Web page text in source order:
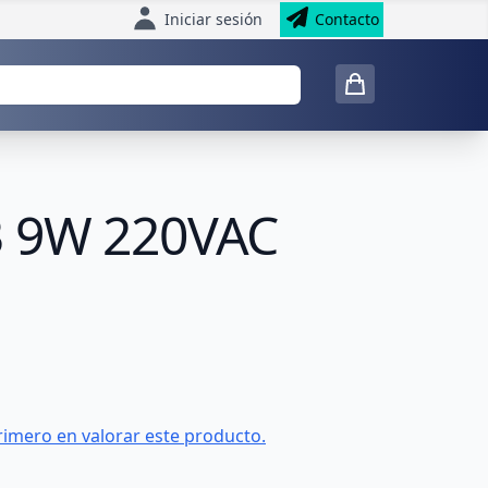
Iniciar sesión Contacto
220VAC
en valorar este producto.